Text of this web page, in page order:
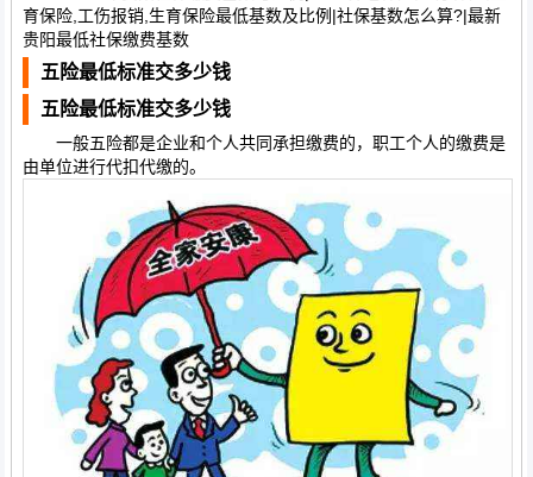
育保险,工伤报销,生育保险最低基数及比例|社保基数怎么算?|最新
贵阳最低社保缴费基数
五险最低标准交多少钱
五险最低标准交多少钱
一般五险都是企业和个人共同承担缴费的，职工个人的缴费是
由单位进行代扣代缴的。